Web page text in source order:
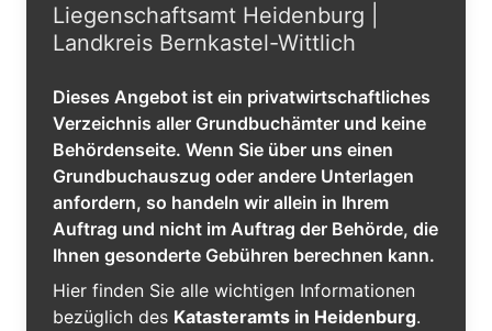
Liegenschaftsamt Heidenburg |
Landkreis Bernkastel-Wittlich
Dieses Angebot ist ein privatwirtschaftliches
Verzeichnis aller Grundbuchämter und keine
Behördenseite. Wenn Sie über uns einen
Grundbuchauszug oder andere Unterlagen
anfordern, so handeln wir allein in Ihrem
Auftrag und nicht im Auftrag der Behörde, die
Ihnen gesonderte Gebühren berechnen kann.
Hier finden Sie alle wichtigen Informationen
bezüglich des Katasteramts in Heidenburg.